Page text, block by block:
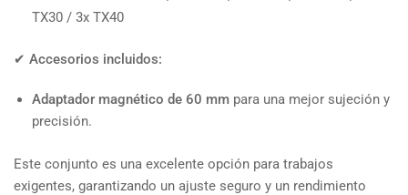
TX30 / 3x TX40
✔ Accesorios incluidos:
Adaptador magnético de 60 mm para una mejor sujeción y
precisión.
Este conjunto es una excelente opción para trabajos
exigentes, garantizando un ajuste seguro y un rendimiento